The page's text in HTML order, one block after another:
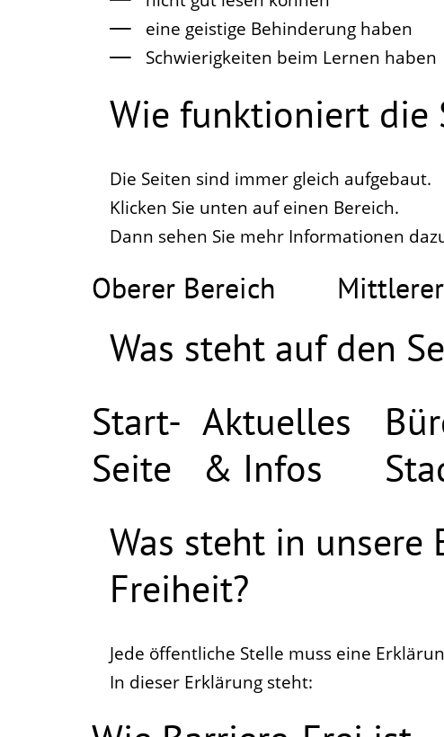
eine geistige Behinderung haben
Schwierigkeiten beim Lernen haben
Wie funktioniert die
Die Seiten sind immer gleich aufgebaut.
Klicken Sie unten auf einen Bereich.
Dann sehen Sie mehr Informationen
Oberer Bereich
Was steht auf den
Start-
Seite
Aktuelles
& Infos
Was steht in unsere
Freiheit?
Jede öffentliche Stelle muss eine
In dieser Erklärung steht: